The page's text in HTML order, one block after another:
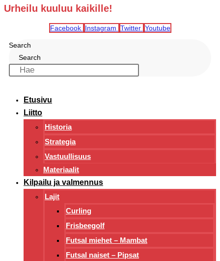
Urheilu kuuluu kaikille!
Facebook Instagram Twitter Youtube
Search
Search
Etusivu
Liitto
Historia
Strategia
Vastuullisuus
Materiaalit
Kilpailu ja valmennus
Lajit
Curling
Frisbeegolf
Futsal miehet – Mambat
Futsal naiset – Pipsat